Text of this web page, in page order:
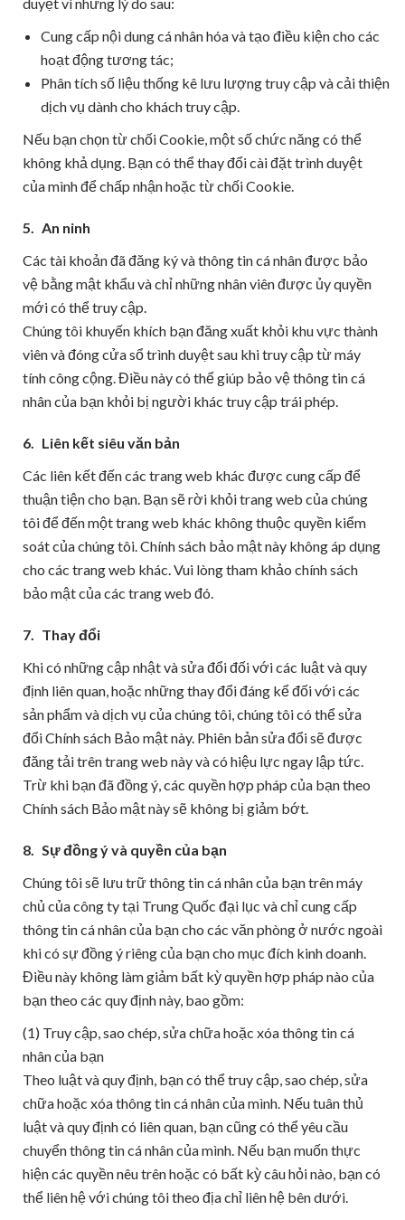
Cung cấp nội dung cá nhân hóa và tạo điều kiện cho các
hoạt động tương tác;
Phân tích số liệu thống kê lưu lượng truy cập và cải thiện
dịch vụ dành cho khách truy cập.
Nếu bạn chọn từ chối Cookie, một số chức năng có thể
không khả dụng. Bạn có thể thay đổi cài đặt trình duyệt
của mình để chấp nhận hoặc từ chối Cookie.
5. An ninh
Các tài khoản đã đăng ký và thông tin cá nhân được bảo
vệ bằng mật khẩu và chỉ những nhân viên được ủy quyền
mới có thể truy cập.
Chúng tôi khuyến khích bạn đăng xuất khỏi khu vực thành
viên và đóng cửa sổ trình duyệt sau khi truy cập từ máy
tính công cộng. Điều này có thể giúp bảo vệ thông tin cá
nhân của bạn khỏi bị người khác truy cập trái phép.
6. Liên kết siêu văn bản
Các liên kết đến các trang web khác được cung cấp để
thuận tiện cho bạn. Bạn sẽ rời khỏi trang web của chúng
tôi để đến một trang web khác không thuộc quyền kiểm
soát của chúng tôi. Chính sách bảo mật này không áp dụng
cho các trang web khác. Vui lòng tham khảo chính sách
bảo mật của các trang web đó.
7. Thay đổi
Khi có những cập nhật và sửa đổi đối với các luật và quy
định liên quan, hoặc những thay đổi đáng kể đối với các
sản phẩm và dịch vụ của chúng tôi, chúng tôi có thể sửa
đổi Chính sách Bảo mật này. Phiên bản sửa đổi sẽ được
đăng tải trên trang web này và có hiệu lực ngay lập tức.
Trừ khi bạn đã đồng ý, các quyền hợp pháp của bạn theo
Chính sách Bảo mật này sẽ không bị giảm bớt.
8. Sự đồng ý và quyền của bạn
Chúng tôi sẽ lưu trữ thông tin cá nhân của bạn trên máy
chủ của công ty tại Trung Quốc đại lục và chỉ cung cấp
thông tin cá nhân của bạn cho các văn phòng ở nước ngoài
khi có sự đồng ý riêng của bạn cho mục đích kinh doanh.
Điều này không làm giảm bất kỳ quyền hợp pháp nào của
bạn theo các quy định này, bao gồm:
(1) Truy cập, sao chép, sửa chữa hoặc xóa thông tin cá
nhân của bạn
Theo luật và quy định, bạn có thể truy cập, sao chép, sửa
chữa hoặc xóa thông tin cá nhân của mình. Nếu tuân thủ
luật và quy định có liên quan, bạn cũng có thể yêu cầu
chuyển thông tin cá nhân của mình. Nếu bạn muốn thực
hiện các quyền nêu trên hoặc có bất kỳ câu hỏi nào, bạn có
thể liên hệ với chúng tôi theo địa chỉ liên hệ bên dưới.